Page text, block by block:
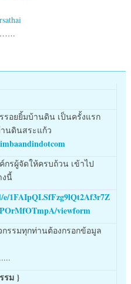
รอยยิ้มบ้านดิน เป็นครั้งแรก
านดินสระแก้ว
กรผู้จัดให้ครบถ้วน เข้าไป
งนี้
e/1FAIpQLSfFzg9lQt2Af3r7Z
viewform
รรมทุกท่านต้องกรอกข้อมูล
รม }